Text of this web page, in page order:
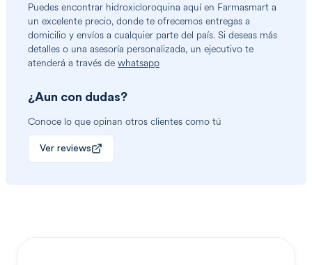
Puedes encontrar hidroxicloroquina aquí en Farmasmart a
un excelente precio, donde te ofrecemos entregas a
domicilio y envíos a cualquier parte del país. Si deseas más
detalles o una asesoría personalizada, un ejecutivo te
atenderá a través de whatsapp
¿Aun con dudas?
Conoce lo que opinan otros clientes como tú
Ver reviews